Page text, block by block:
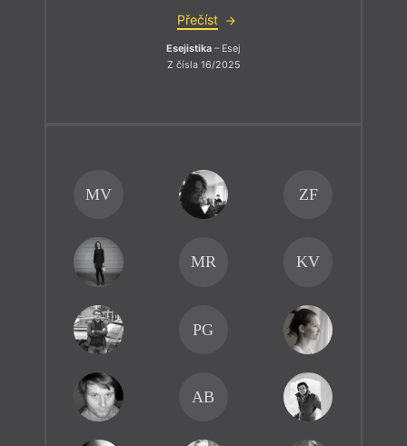
Přečíst
Esejistika – Esej
Z čísla 16/2025
MV ZF
MR KV
PG
AB